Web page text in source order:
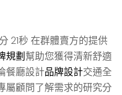
21秒 在群體賣方的提供
規劃幫助您獲得清新舒適
餐廳設計品牌設計交通全
屬顧問了解需求的研究分